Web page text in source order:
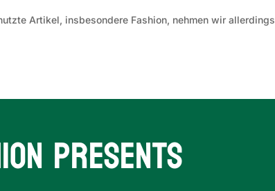
Artikel, insbesondere Fashion, nehmen wir allerdings
presents